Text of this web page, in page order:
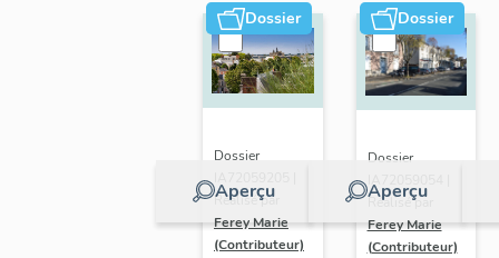
Dossier
Aperçu
Dossier
Réalisé par
Ferey Marie
(Contributeur)
Dossier
Aperçu
Dossier
IA72059054 |
Réalisé par
Ferey Marie
(Contributeur)